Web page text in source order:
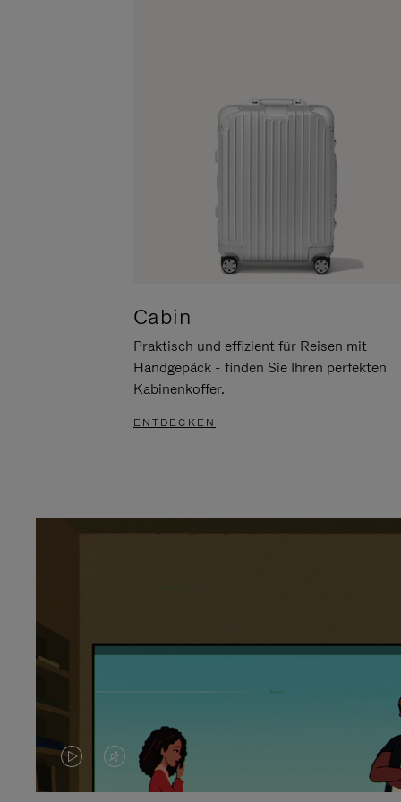
Cabin
Praktisch und effizient für Reisen mit
Handgepäck - finden Sie Ihren perfekten
Kabinenkoffer.
ENTDECKEN
DASVIDEO